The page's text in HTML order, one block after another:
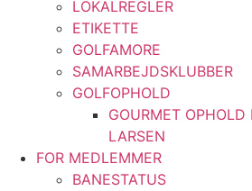
LOKALREGLER
ETIKETTE
GOLFAMORE
SAMARBEJDSKLUBBER
GOLFOPHOLD
GOURMET OPHOLD
LARSEN
FOR MEDLEMMER
BANESTATUS